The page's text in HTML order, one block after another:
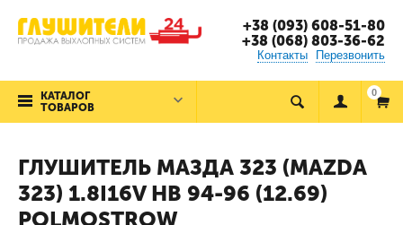
+38 (093) 608-51-80
+38 (068) 803-36-62
Контакты Перезвонить
КАТАЛОГ
ТОВАРОВ
0
ГЛУШИТЕЛЬ МАЗДА 323 (MAZDA
323) 1.8I16V HB 94-96 (12.69)
POLMOSTROW